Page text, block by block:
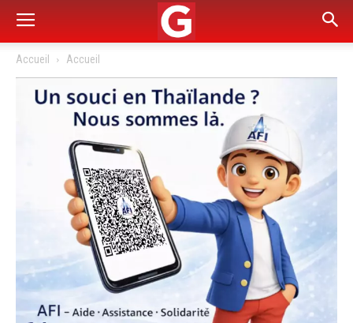
Accueil Accueil